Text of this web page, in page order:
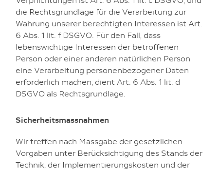
die Rechtsgrundlage für die Verarbeitung zur
Wahrung unserer berechtigten Interessen ist Art.
6 Abs. 1 lit. f DSGVO. Für den Fall, dass
lebenswichtige Interessen der betroffenen
Person oder einer anderen natürlichen Person
eine Verarbeitung personenbezogener Daten
erforderlich machen, dient Art. 6 Abs. 1 lit. d
DSGVO als Rechtsgrundlage.
Sicherheitsmassnahmen
Wir treffen nach Massgabe der gesetzlichen
Vorgaben unter Berücksichtigung des Stands der
Technik, der Implementierungskosten und der